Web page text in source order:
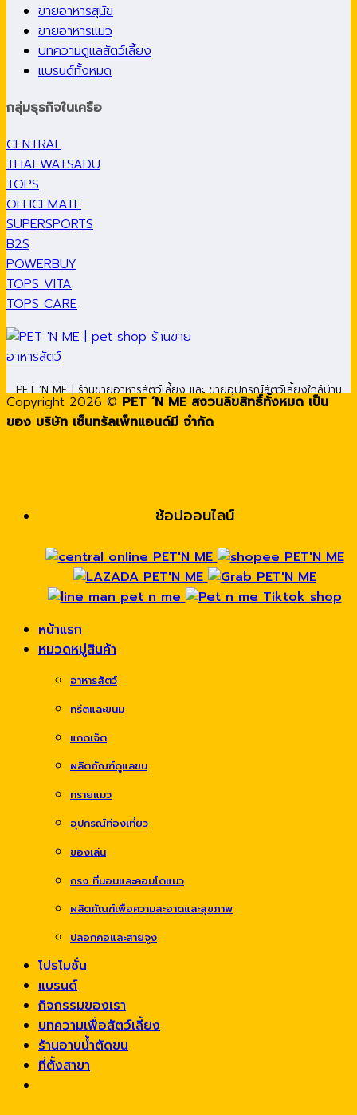
ขายอาหารสุนัข
ขายอาหารแมว
บทความดูแลสัตว์เลี้ยง
แบรนด์ทั้งหมด
กลุ่มธุรกิจในเครือ
CENTRAL
THAI WATSADU
TOPS
OFFICEMATE
SUPERSPORTS
B2S
POWERBUY
TOPS VITA
TOPS CARE
PET ’N ME | ร้านขายอาหารสัตว์เลี้ยง และ ขายอุปกรณ์สัตว์เลี้ยงใกล้บ้าน
Copyright 2026 © PET ’N ME สงวนลิขสิทธิ์ทั้งหมด เป็น
ของ บริษัท เซ็นทรัลเพ็ทแอนด์มี จำกัด
ช้อปออนไลน์
หน้าแรก
หมวดหมู่สินค้า
อาหารสัตว์
ทรีตและขนม
แกดเจ็ต
ผลิตภัณฑ์ดูแลขน
ทรายแมว
อุปกรณ์ท่องเที่ยว
ของเล่น
กรง ที่นอนและคอนโดแมว
ผลิตภัณฑ์เพื่อความสะอาดและสุขภาพ
ปลอกคอและสายจูง
โปรโมชั่น
แบรนด์
กิจกรรมของเรา
บทความเพื่อสัตว์เลี้ยง
ร้านอาบน้ำตัดขน
ที่ตั้งสาขา